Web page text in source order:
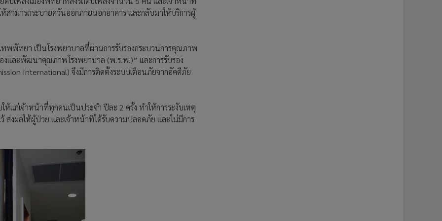
ามารถระบายควันออกภายนอกอาคาร และกลับมาให้บริการผู้
พพัทยา เป็นโรงพยาบาลที่ผ่านการรับรองกระบวนการคุณภาพ
และพัฒนาคุณภาพโรงพยาบาล (พ.ร.พ.)” และการรับรอง
International) จึงมีการติดตั้งระบบเตือนภัยจากอัคคีภัย
แก่เจ้าหน้าที่ทุกคนเป็นประจำ ปีละ 2 ครั้ง ทำให้การระงับเหตุ
ส่งผลให้ผู้ป่วย และเจ้าหน้าที่ได้รับความปลอดภัย และไม่มีการ